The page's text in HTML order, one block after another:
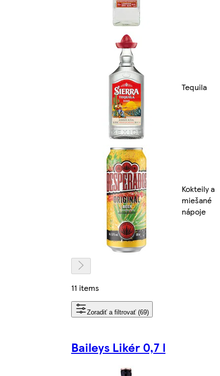
Tequila
Kokteily a
miešané
nápoje
11 items
Zoradiť a filtrovať (69)
Baileys Likér 0,7 l